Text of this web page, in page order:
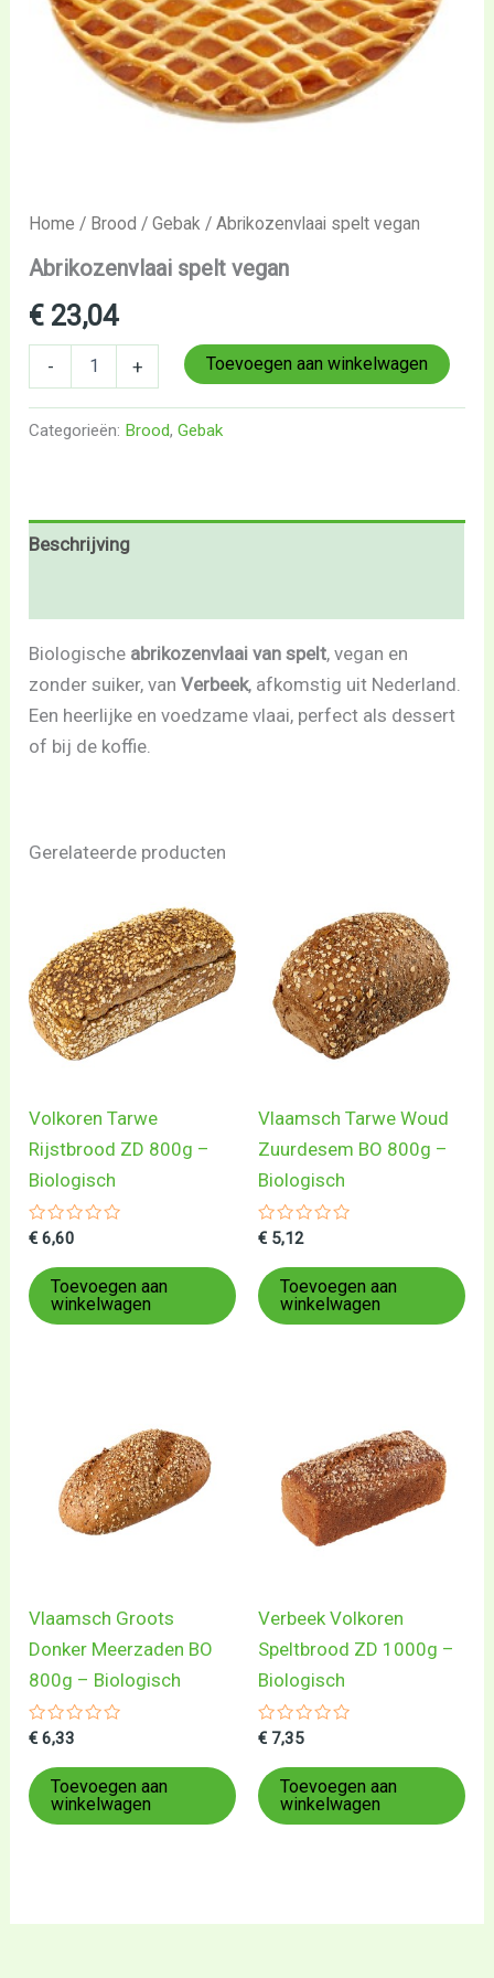
Home / Brood /Gebak / Abrikozenvlaai spelt vegan
Abrikozenvlaai spelt vegan
€ 23,04
- + Toevoegen aan winkelwagen
Categorieën: Brood,Gebak
Beschrijving
Biologische abrikozenvlaai van spelt, vegan en
zonder suiker, vanVerbeek, afkomstig uit Nederland.
Een heerlijke en voedzame vlaai, perfect als dessert
of bij de koffie.
Gerelateerde producten
Volkoren Tarwe
Rijstbrood ZD 800g –
Biologisch
Gewaardeerd
uit
5
€ 6,60
Toevoegen aan
winkelwagen
Vlaamsch Tarwe Woud
Zuurdesem BO 800g –
Biologisch
Gewaardeerd
uit
5
€ 5,12
Toevoegen aan
winkelwagen
Vlaamsch Groots
Donker Meerzaden BO
800g – Biologisch
Gewaardeerd
uit
5
€ 6,33
Toevoegen aan
winkelwagen
Verbeek Volkoren
Speltbrood ZD 1000g –
Biologisch
Gewaardeerd
uit
5
€ 7,35
Toevoegen aan
winkelwagen